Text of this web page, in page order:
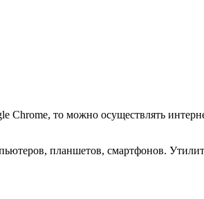
Chrome, то можно осуществлять
планшетов, смартфонов.